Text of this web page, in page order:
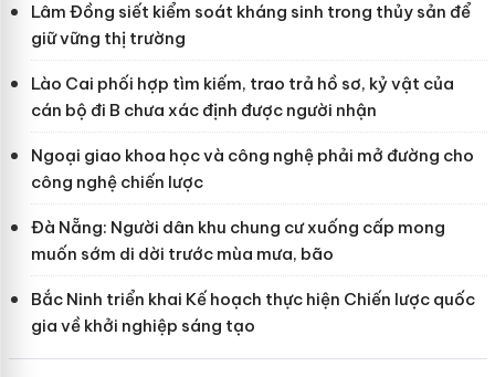
Lâm Đồng siết kiểm soát kháng sinh trong thủy sản để
giữ vững thị trường
Lào Cai phối hợp tìm kiếm, trao trả hồ sơ, kỷ vật của
cán bộ đi B chưa xác định được người nhận
Ngoại giao khoa học và công nghệ phải mở đường cho
công nghệ chiến lược
Đà Nẵng: Người dân khu chung cư xuống cấp mong
muốn sớm di dời trước mùa mưa, bão
Bắc Ninh triển khai Kế hoạch thực hiện Chiến lược quốc
gia về khởi nghiệp sáng tạo